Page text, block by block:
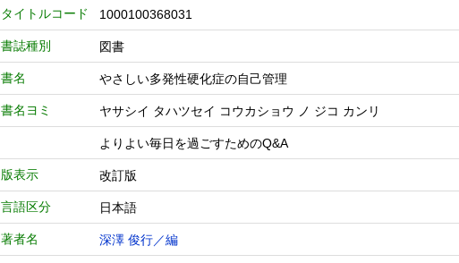
タイトルコード 1000100368031
書誌種別 図書
書名 やさしい多発性硬化症の自己管理
書名ヨミ ヤサシイ タハツセイ コウカショウ ノ ジコ カンリ
よりよい毎日を過ごすためのQ&A
版表示 改訂版
言語区分 日本語
著者名 深澤 俊行／編